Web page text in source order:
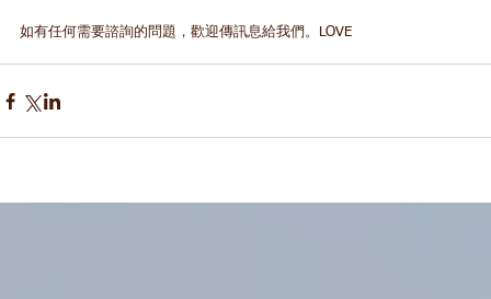
如有任何需要諮詢的問題，歡迎傳訊息給我們。LOVE